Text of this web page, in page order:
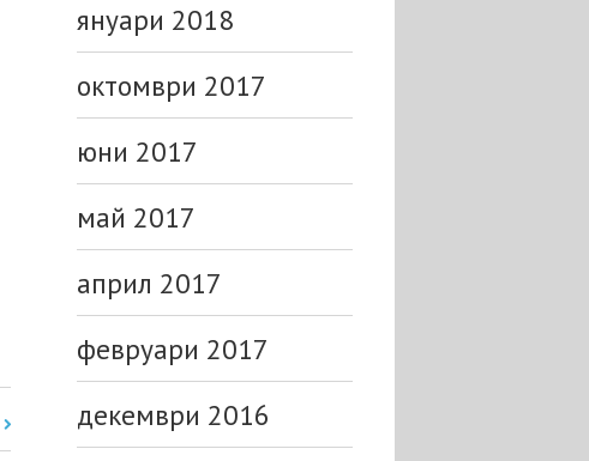
януари 2018
октомври 2017
юни 2017
май 2017
април 2017
февруари 2017
декември 2016